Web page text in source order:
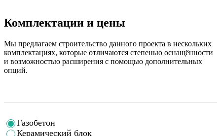
Комплектации и цены
Мы предлагаем строительство данного проекта в нескольких
комплектациях, которые отличаются степенью оснащённости
и возможностью расширения с помощью дополнительных
опций.
Газобетон
Керамический блок